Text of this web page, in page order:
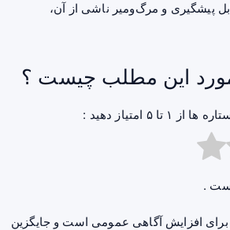
پیشگیری و مرگ‌ومیر ناشی از آن،
این مطلب چیست ؟
۵ امتیاز دهید :
.
افزایش آگاهی عمومی است و جایگزین